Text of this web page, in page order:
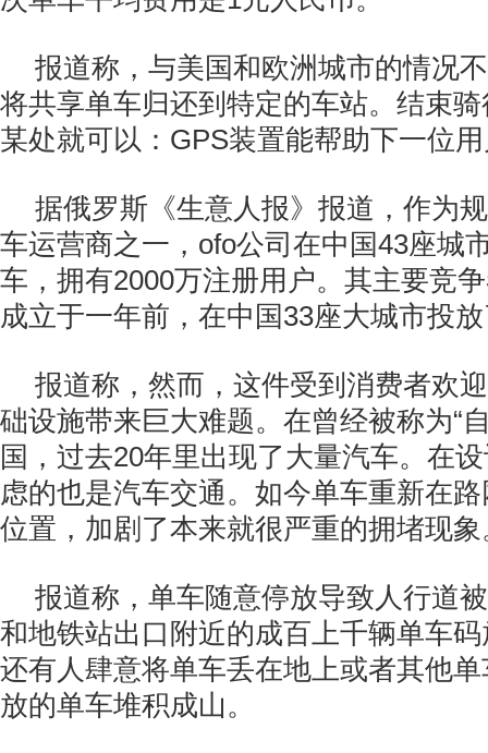
报道称，与美国和欧洲城市的情况
将共享单车归还到特定的车站。结束
某处就可以：GPS装置能帮助下一位
据俄罗斯《生意人报》报道，作为
车运营商之一，ofo公司在中国43座城
车，拥有2000万注册用户。其主要竞
成立于一年前，在中国33座大城市投
报道称，然而，这件受到消费者欢
础设施带来巨大难题。在曾经被称为“
国，过去20年里出现了大量汽车。在
虑的也是汽车交通。如今单车重新在
位置，加剧了本来就很严重的拥堵现象
报道称，单车随意停放导致人行道
和地铁站出口附近的成百上千辆单车
还有人肆意将单车丢在地上或者其他
放的单车堆积成山。